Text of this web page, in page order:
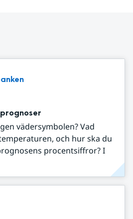
vädersymbolen? Vad
och hur ska du
procentsiffror? I